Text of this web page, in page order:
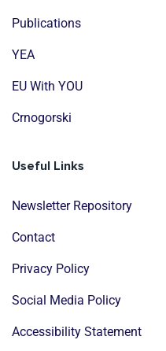
Publications
YEA
EU With YOU
Crnogorski
Useful Links
Newsletter Repository
Contact
Privacy Policy
Social Media Policy
Accessibility Statement